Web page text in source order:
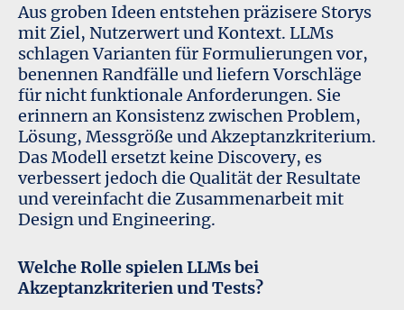
Aus groben Ideen entstehen präzisere Storys
mit Ziel, Nutzerwert und Kontext. LLMs
schlagen Varianten für Formulierungen vor,
benennen Randfälle und liefern Vorschläge
für nicht funktionale Anforderungen. Sie
erinnern an Konsistenz zwischen Problem,
Lösung, Messgröße und Akzeptanzkriterium.
Das Modell ersetzt keine Discovery, es
verbessert jedoch die Qualität der Resultate
und vereinfacht die Zusammenarbeit mit
Design und Engineering.
Welche Rolle spielen LLMs bei
Akzeptanzkriterien und Tests?